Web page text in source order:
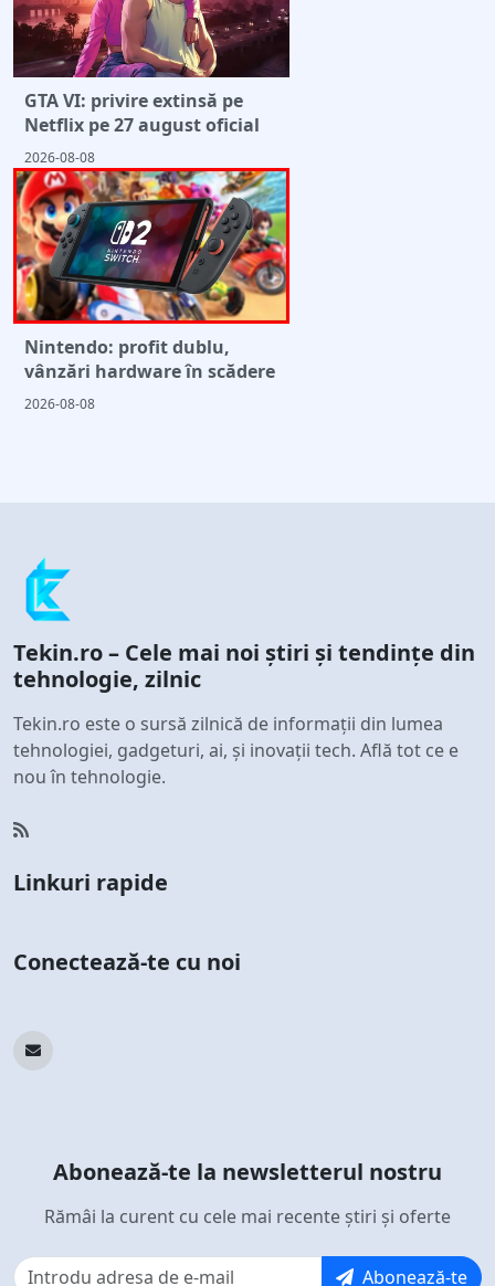
GTA VI: privire extinsă pe
Netflix pe 27 august oficial
2026-08-08
Nintendo: profit dublu,
vânzări hardware în scădere
2026-08-08
Tekin.ro – Cele mai noi știri și tendințe din
tehnologie, zilnic
Tekin.ro este o sursă zilnică de informații din lumea
tehnologiei, gadgeturi, ai, și inovații tech. Află tot ce e
nou în tehnologie.
Linkuri rapide
Conectează-te cu noi
Abonează-te la newsletterul nostru
Rămâi la curent cu cele mai recente știri și oferte
Abonează-te